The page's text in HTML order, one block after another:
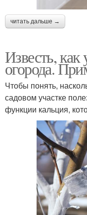
читать дальше →
Известь, как
огорода.
Чтобы понять,
садовом участке
функции кальция,